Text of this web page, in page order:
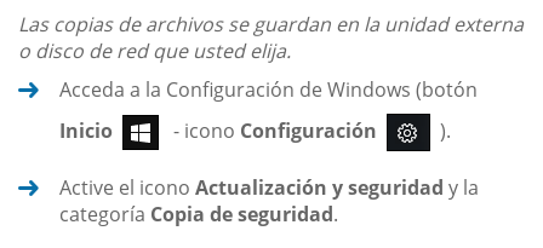
Las copias de archivos se guardan en la unidad externa
o disco de red que usted elija.
Acceda a la Configuración de Windows (botón
Inicio
- icono Configuración ).
Active el icono Actualización y seguridad y la
categoría Copia de seguridad.